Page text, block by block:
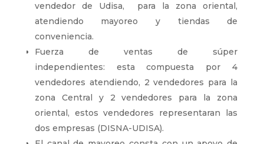
vendedor de Udisa, para la zona oriental,
atendiendo mayoreo y tiendas de
conveniencia.
Fuerza de ventas de súper
independientes: esta compuesta por 4
vendedores atendiendo, 2 vendedores para la
zona Central y 2 vendedores para la zona
oriental, estos vendedores representaran las
dos empresas (DISNA-UDISA).